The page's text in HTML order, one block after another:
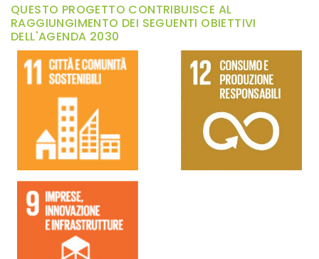
QUESTO PROGETTO CONTRIBUISCE AL
RAGGIUNGIMENTO DEI SEGUENTI OBIETTIVI
DELL'AGENDA 2030